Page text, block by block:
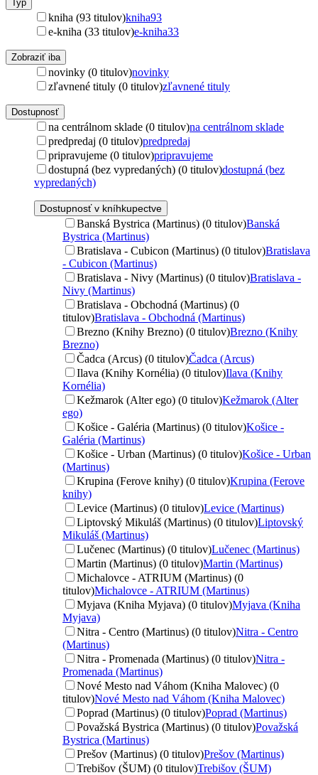
Typ
kniha (93 titulov)kniha93
e-kniha (33 titulov)e-kniha33
Zobraziť iba
novinky (0 titulov)novinky
zľavnené tituly (0 titulov)zľavnené tituly
Dostupnosť
na centrálnom sklade (0 titulov)na centrálnom sklade
predpredaj (0 titulov)predpredaj
pripravujeme (0 titulov)pripravujeme
dostupná (bez vypredaných) (0 titulov)dostupná (bez
vypredaných)
Dostupnosť v kníhkupectve
Banská Bystrica (Martinus) (0 titulov)Banská
Bystrica (Martinus)
Bratislava - Cubicon (Martinus) (0 titulov)Bratislava
- Cubicon (Martinus)
Bratislava - Nivy (Martinus) (0 titulov)Bratislava -
Nivy (Martinus)
Bratislava - Obchodná (Martinus) (0
titulov)Bratislava - Obchodná (Martinus)
Brezno (Knihy Brezno) (0 titulov)Brezno (Knihy
Brezno)
Čadca (Arcus) (0 titulov)Čadca (Arcus)
Ilava (Knihy Kornélia) (0 titulov)Ilava (Knihy
Kornélia)
Kežmarok (Alter ego) (0 titulov)Kežmarok (Alter
ego)
Košice - Galéria (Martinus) (0 titulov)Košice -
Galéria (Martinus)
Košice - Urban (Martinus) (0 titulov)Košice - Urban
(Martinus)
Krupina (Ferove knihy) (0 titulov)Krupina (Ferove
knihy)
Levice (Martinus) (0 titulov)Levice (Martinus)
Liptovský Mikuláš (Martinus) (0 titulov)Liptovský
Mikuláš (Martinus)
Lučenec (Martinus) (0 titulov)Lučenec (Martinus)
Martin (Martinus) (0 titulov)Martin (Martinus)
Michalovce - ATRIUM (Martinus) (0
titulov)Michalovce - ATRIUM (Martinus)
Myjava (Kniha Myjava) (0 titulov)Myjava (Kniha
Myjava)
Nitra - Centro (Martinus) (0 titulov)Nitra - Centro
(Martinus)
Nitra - Promenada (Martinus) (0 titulov)Nitra -
Promenada (Martinus)
Nové Mesto nad Váhom (Kniha Malovec) (0
titulov)Nové Mesto nad Váhom (Kniha Malovec)
Poprad (Martinus) (0 titulov)Poprad (Martinus)
Považská Bystrica (Martinus) (0 titulov)Považská
Bystrica (Martinus)
Prešov (Martinus) (0 titulov)Prešov (Martinus)
Trebišov (ŠUM) (0 titulov)Trebišov (ŠUM)